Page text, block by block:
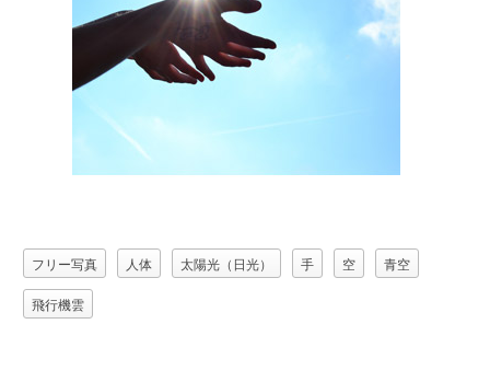
フリー写真 人体 太陽光（日光） 手 空 青空
飛行機雲